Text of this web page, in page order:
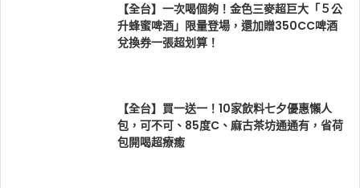
【全台】一次喝個夠！金色三麥超巨大「５公
升蜂蜜啤酒」限量登場，還加贈350CC啤酒
兌換券一張超划算！
【全台】買一送一！10家飲料七夕優惠懶人
包，可不可、85度C、麻古茶坊通通有，省荷
包開喝超療癒